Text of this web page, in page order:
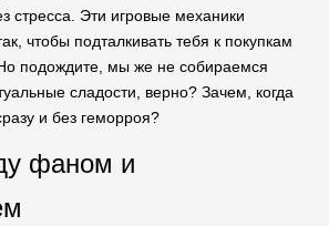
стресса. Эти игровые механики
чтобы подталкивать тебя к покупкам
подождите, мы же не собираемся
сладости, верно? Зачем, когда
и без геморроя?
фаном и